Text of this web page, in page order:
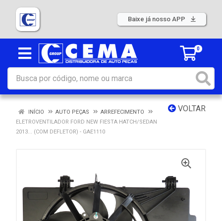
Baixe já nosso APP
0
VOLTAR
INÍCIO AUTO PEÇAS
ARREFECIMENTO
ELETROVENTILADOR FORD NEW FIESTA HATCH/SEDAN
2013... (COM DEFLETOR) - GAE1110